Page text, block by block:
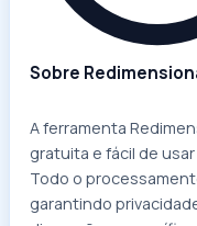
Sobre
A ferramenta
gratuita e fácil de
Todo o
garantindo